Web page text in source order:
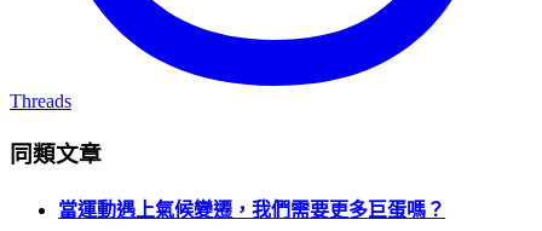
Threads
同類文章
當運動遇上氣候變遷，我們需要更多巨蛋嗎？